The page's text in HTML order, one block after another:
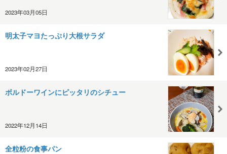
2023年03月05日
明太子マヨたっぷり大根サラダ
2023年02月27日
ボルドーワインにピッタリのシチュー
2022年12月14日
全粒粉の食事パン